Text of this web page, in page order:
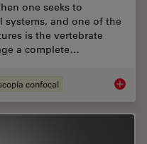
one seeks to
and one of the
is the vertebrate
a complete…
confocal